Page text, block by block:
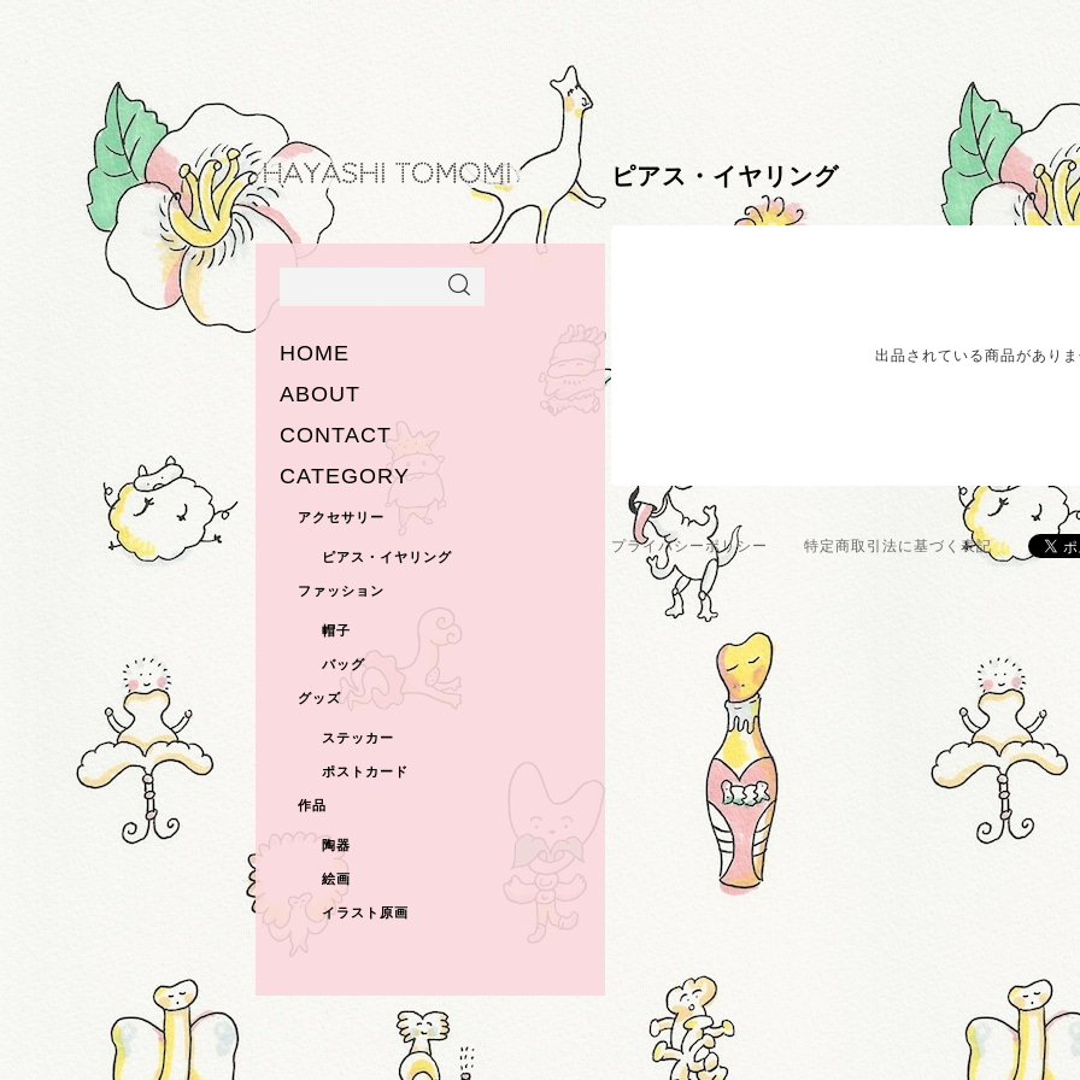
HOME
ABOUT
CONTACT
CATEGORY
アクセサリー
ピアス・イヤリング
ファッション
帽子
バッグ
グッズ
ステッカー
ポストカード
作品
陶器
絵画
イラスト原画
ピアス・イヤリング
出品されている商品があり
プライバシーポリシー 特定商取引法に基づく表記